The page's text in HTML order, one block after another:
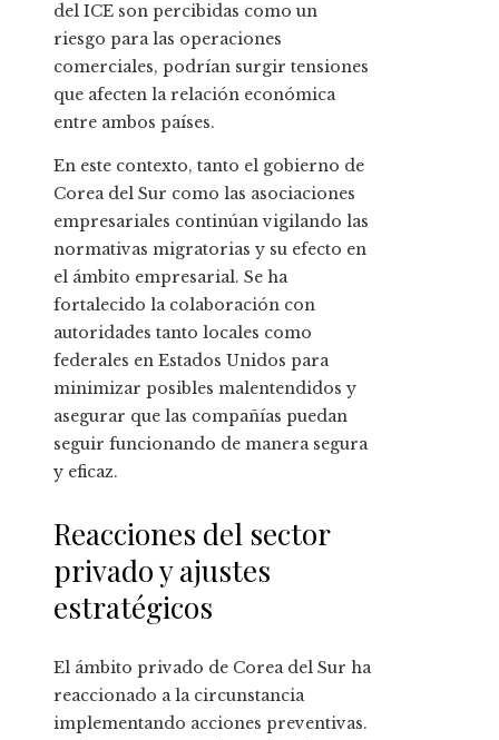
del ICE son percibidas como un
riesgo para las operaciones
comerciales, podrían surgir tensiones
que afecten la relación económica
entre ambos países.
En este contexto, tanto el gobierno de
Corea del Sur como las asociaciones
empresariales continúan vigilando las
normativas migratorias y su efecto en
el ámbito empresarial. Se ha
fortalecido la colaboración con
autoridades tanto locales como
federales en Estados Unidos para
minimizar posibles malentendidos y
asegurar que las compañías puedan
seguir funcionando de manera segura
y eficaz.
Reacciones del sector
privado y ajustes
estratégicos
El ámbito privado de Corea del Sur ha
reaccionado a la circunstancia
implementando acciones preventivas.